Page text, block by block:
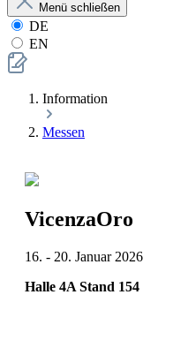
Menü schließen
DE
EN
Information
Messen
VicenzaOro
16. - 20. Januar 2026
Halle 4A Stand 154